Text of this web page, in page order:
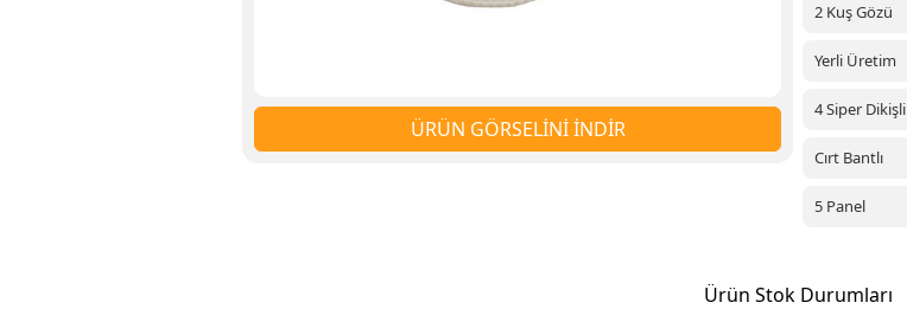
ÜRÜN GÖRSELİNİ İNDİR
2 Kuş Gözü
Yerli Üretim
4 Siper Dikişli
Cırt Bantlı
5 Panel
Ürün Stok Durumları